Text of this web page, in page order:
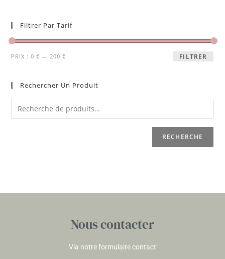
Filtrer Par Tarif
FILTRER
PRIX :0 € — 200 €
Rechercher Un Produit
RECHERCHE
Nous contacter
Via notre formulaire contact